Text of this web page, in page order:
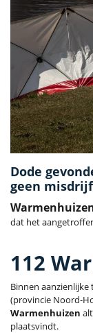
Dode
geen misdrijf
dat het
112
Binnen
(provincie Noord-
Warmenhuizen
plaatsvindt.